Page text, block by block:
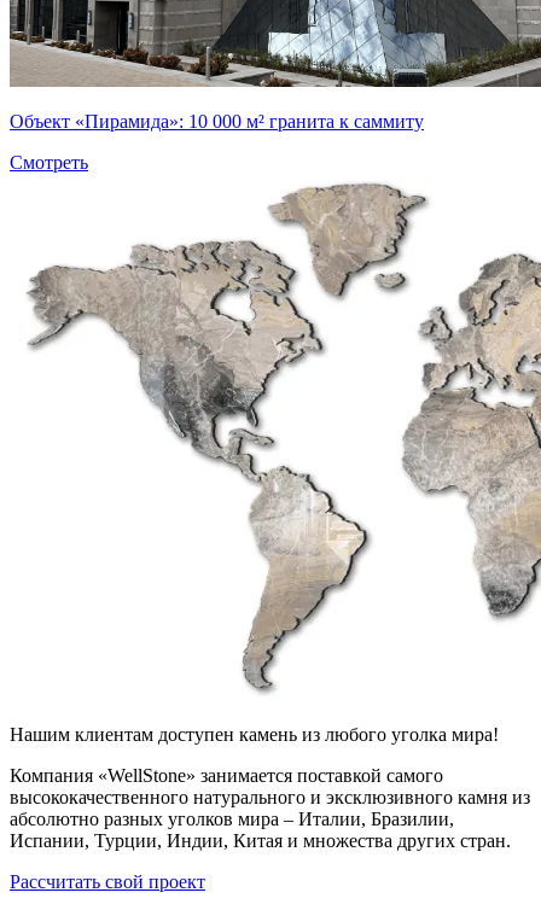
Объект «Пирамида»: 10 000 м² гранита к саммиту
Смотреть
Нашим клиентам доступен камень из любого уголка мира!
Компания «WellStone» занимается поставкой самого
высококачественного натурального и эксклюзивного камня из
абсолютно разных уголков мира – Италии, Бразилии,
Испании, Турции, Индии, Китая и множества других стран.
Рассчитать свой проект